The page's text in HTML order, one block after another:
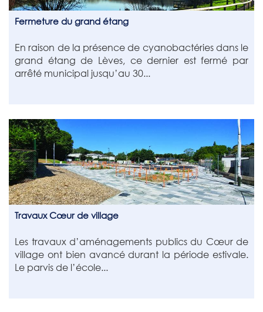
Fermeture du grand étang
En raison de la présence de cyanobactéries dans le
grand étang de Lèves, ce dernier est fermé par
arrêté municipal jusqu’au 30...
Travaux Cœur de village
Les travaux d’aménagements publics du Cœur de
village ont bien avancé durant la période estivale.
Le parvis de l’école...